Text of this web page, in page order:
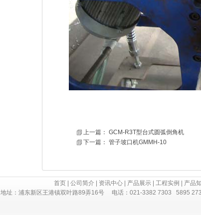
上一篇： GCM-R3T型台式圆弧倒角机
下一篇： 管子坡口机GMMH-10
首页 公司简介 资讯中心 产品展示 工程实例 产品
地址：浦东新区王港镇双叶路89弄16号 电话：021-3382 7303 5895